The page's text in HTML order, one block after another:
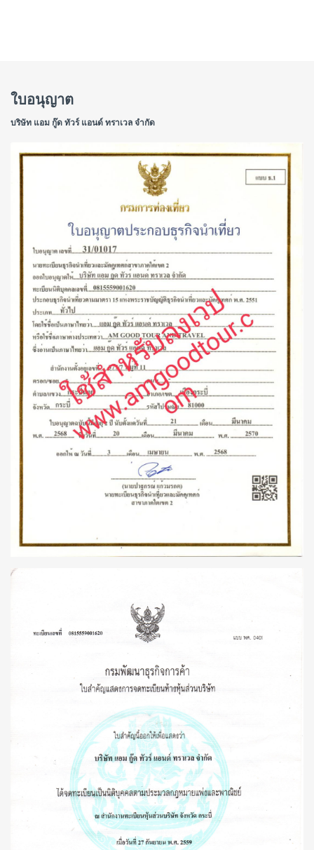
ใบอนุญาต
บริษัท แอม กู๊ด ทัวร์ แอนด์ ทราเวล จำกัด